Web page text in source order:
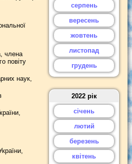
члена
повіту
наук,
серпень
вересень
жовтень
листопад
грудень
2022 рік
січень
лютий
березень
квітень